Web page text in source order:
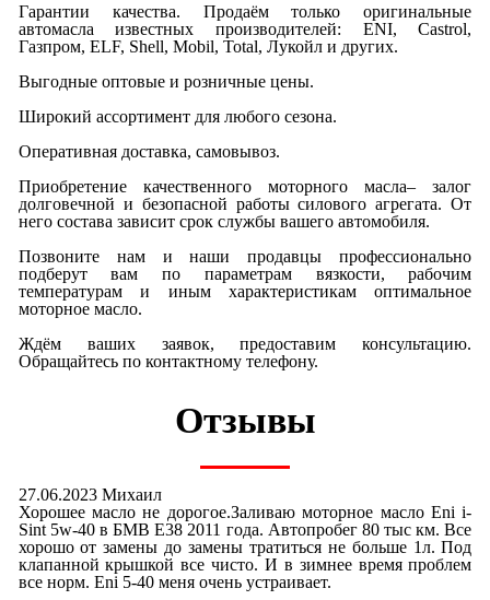
Гарантии качества. Продаём только оригинальные
автомасла известных производителей: ENI, Castrol,
Газпром, ELF, Shell, Mobil, Total, Лукойл и других.
Выгодные оптовые и розничные цены.
Широкий ассортимент для любого сезона.
Оперативная доставка, самовывоз.
Приобретение качественного моторного масла– залог
долговечной и безопасной работы силового агрегата. От
него состава зависит срок службы вашего автомобиля.
Позвоните нам и наши продавцы профессионально
подберут вам по параметрам вязкости, рабочим
температурам и иным характеристикам оптимальное
моторное масло.
Ждём ваших заявок, предоставим консультацию.
Обращайтесь по контактному телефону.
Отзывы
27.06.2023 Михаил
Хорошее масло не дорогое.Заливаю моторное масло Eni i-
Sint 5w-40 в БМВ E38 2011 года. Автопробег 80 тыс км. Все
хорошо от замены до замены тратиться не больше 1л. Под
клапанной крышкой все чисто. И в зимнее время проблем
все норм. Eni 5-40 меня очень устраивает.